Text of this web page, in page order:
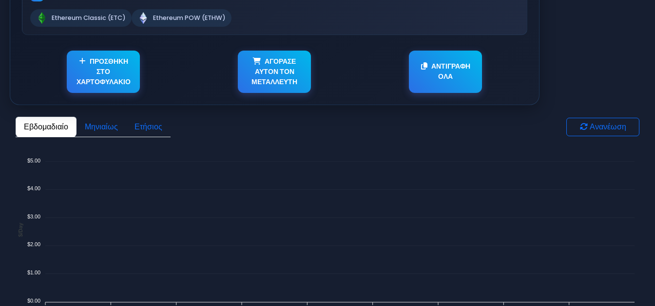
Ethereum Classic (ETC) Ethereum POW (ETHW)
ΠΡΟΣΘΗΚΗ
ΣΤΟ
ΧΑΡΤΟΦΥΛΑΚΙΟ
ΑΓΟΡΑΣΕ
ΑΥΤΟΝ ΤΟΝ
ΜΕΤΑΛΛΕΥΤΗ
ΑΝΤΙΓΡΑΦΗ
ΟΛΑ
Εβδομαδιαίο Μηνιαίως Ετήσιος Ανανέωση
$5.00
$4.00
$3.00
$2.00
$1.00
$0.00
$/Day